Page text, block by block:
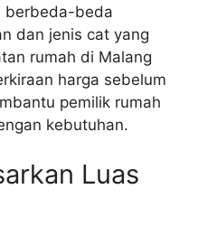
berbeda-beda
dan jenis cat yang
rumah di Malang
harga sebelum
pemilik rumah
kebutuhan.
Luas